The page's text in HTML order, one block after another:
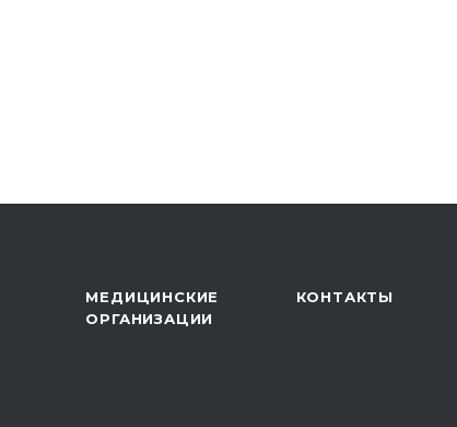
МЕДИЦИНСКИЕ
ОРГАНИЗАЦИИ
КОНТАКТЫ